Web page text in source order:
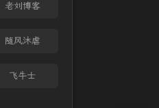
老刘博客
随风沐虐
飞牛士